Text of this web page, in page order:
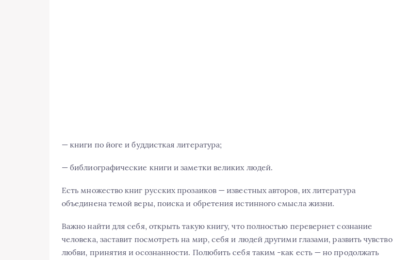
— книги по йоге и буддисткая литература;
— библиографические книги и заметки великих людей.
Есть множество книг русских прозаиков — известных авторов, их литература
объединена темой веры, поиска и обретения истинного смысла жизни.
Важно найти для себя, открыть такую книгу, что полностью перевернет сознание
человека, заставит посмотреть на мир, себя и людей другими глазами, развить чувство
любви, принятия и осознанности. Полюбить себя таким -как есть — но продолжать